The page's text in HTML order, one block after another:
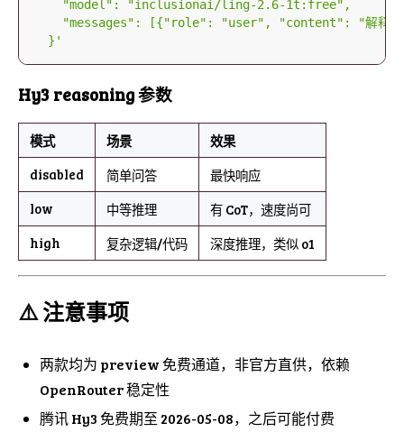
  }'
Hy3 reasoning 参数
模式 场景
效果
disabled
简单问答
最快响应
low
中等推理
有 CoT，速度尚可
high
复杂逻辑/代码 深度推理，类似 o1
⚠️ 注意事项
两款均为 preview 免费通道，非官方直供，依赖
OpenRouter 稳定性
腾讯 Hy3 免费期至 2026-05-08，之后可能付费